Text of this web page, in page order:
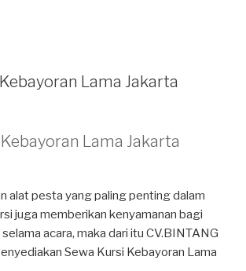
Lama Jakarta
Lama Jakarta
alat pesta yang paling penting dalam
juga memberikan kenyamanan bagi
acara, maka dari itu CV.BINTANG
Sewa Kursi Kebayoran Lama